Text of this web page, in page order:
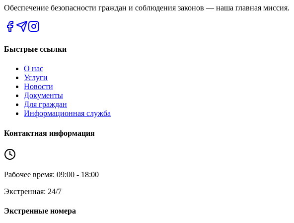
Обеспечение безопасности граждан и соблюдения законов — наша главная миссия.
Быстрые ссылки
О нас
Услуги
Новости
Документы
Для граждан
Информационная служба
Контактная информация
Рабочее время: 09:00 - 18:00
Экстренная: 24/7
Экстренные номера